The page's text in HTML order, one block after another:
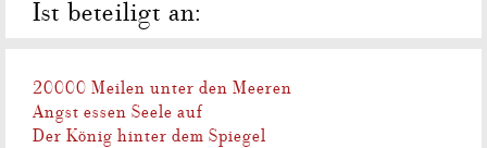
Ist beteiligt an:
20000 Meilen unter den Meeren
Angst essen Seele auf
Der König hinter dem Spiegel